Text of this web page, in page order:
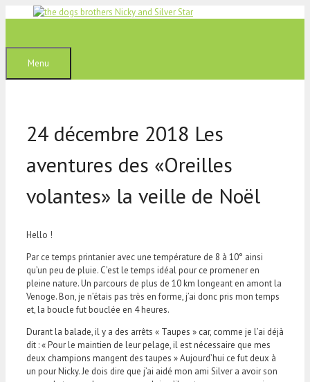
Menu
24 décembre 2018 Les
aventures des «Oreilles
volantes» la veille de Noël
Hello !
Par ce temps printanier avec une température de 8 à 10° ainsi
qu’un peu de pluie. C’est le temps idéal pour ce promener en
pleine nature. Un parcours de plus de 10 km longeant en amont la
Venoge. Bon, je n’étais pas très en forme, j’ai donc pris mon temps
et, la boucle fut bouclée en 4 heures.
Durant la balade, il y a des arrêts « Taupes » car, comme je l’ai déjà
dit : « Pour le maintien de leur pelage, il est nécessaire que mes
deux champions mangent des taupes » Aujourd’hui ce fut deux à
un pour Nicky. Je dois dire que j’ai aidé mon ami Silver a avoir son